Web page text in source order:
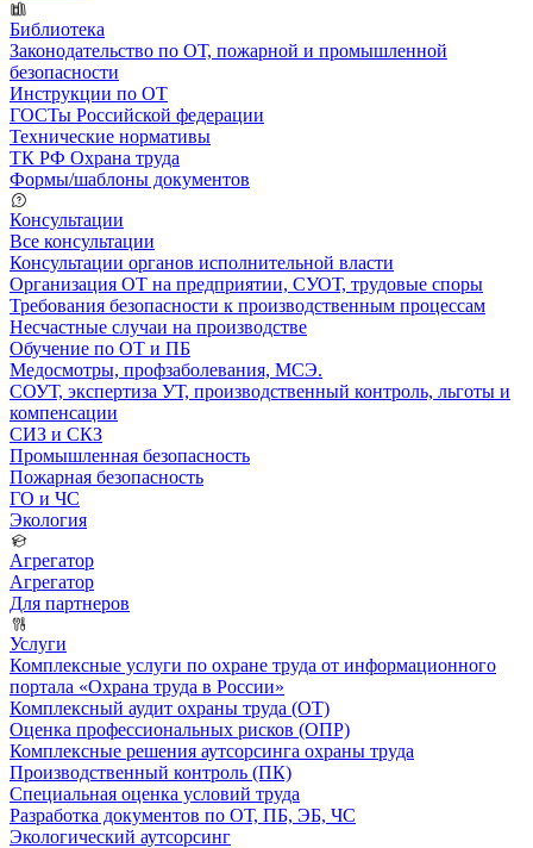
Библиотека
Законодательство по ОТ, пожарной и промышленной
безопасности
Инструкции по ОТ
ГОСТы Российской федерации
Технические нормативы
ТК РФ Охрана труда
Формы/шаблоны документов
Консультации
Все консультации
Консультации органов исполнительной власти
Организация ОТ на предприятии, СУОТ, трудовые споры
Требования безопасности к производственным процессам
Несчастные случаи на производстве
Обучение по ОТ и ПБ
Медосмотры, профзаболевания, МСЭ.
СОУТ, экспертиза УТ, производственный контроль, льготы и
компенсации
СИЗ и СКЗ
Промышленная безопасность
Пожарная безопасность
ГО и ЧС
Экология
Агрегатор
Агрегатор
Для партнеров
Услуги
Комплексные услуги по охране труда от информационного
портала «Охрана труда в России»
Комплексный аудит охраны труда (ОТ)
Оценка профессиональных рисков (ОПР)
Комплексные решения аутсорсинга охраны труда
Производственный контроль (ПК)
Специальная оценка условий труда
Разработка документов по ОТ, ПБ, ЭБ, ЧС
Экологический аутсорсинг